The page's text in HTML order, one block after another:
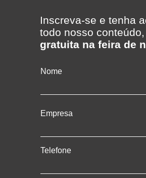
supermercado da região
Inscreva-se e tenha
todo nosso conteúdo,
gratuita na feira de
Nome
Empresa
Telefone